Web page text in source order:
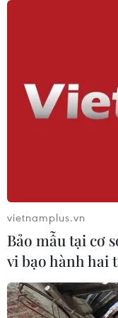
7/8: Việt Nam
07/08/2026 00:07
Nhận định
Campuchia: Vì
Sang-sik cần
vietnamplus.vn
Bảo mẫu tại cơ
vi bạo hành hai